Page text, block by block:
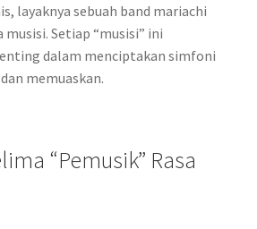
layaknya sebuah band mariachi
Setiap “musisi” ini
dalam menciptakan simfoni
memuaskan.
“Pemusik” Rasa